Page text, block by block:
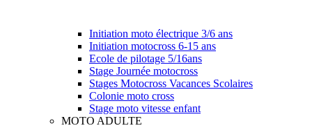
Initiation moto électrique 3/6 ans
Initiation motocross 6-15 ans
Ecole de pilotage 5/16ans
Stage Journée motocross
Stages Motocross Vacances Scolaires
Colonie moto cross
Stage moto vitesse enfant
MOTO ADULTE